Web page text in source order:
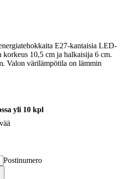
E27-kantaisia LED-
10,5 cm ja halkaisija 6 cm.
Valon värilämpötila on lämmin
yli 10 kpl
Postinumero